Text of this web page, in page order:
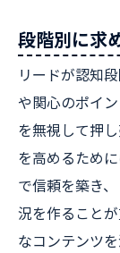
段階別に求
リードが認知
や関心のポイ
を無視して押
を高めるため
で信頼を築き
況を作ること
なコンテンツ